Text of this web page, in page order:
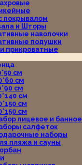
покрывалом
и Шторы
наволочки
подушки
прикроватные
см
см
см
см
см
см
лицевое и банное
салфеток
наборы
пляжа и сауны